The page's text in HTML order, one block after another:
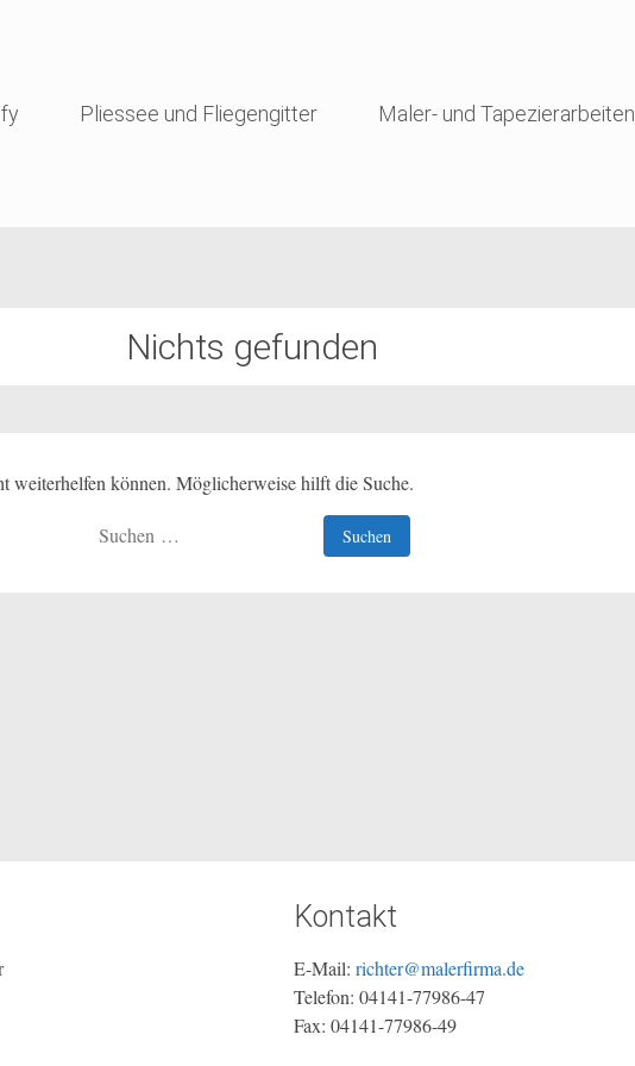
Pliessee und Fliegengitter Maler- und Tapezierarbeiten
Nichts gefunden
weiterhelfen können. Möglicherweise hilft die Suche.
Suche
Kontakt
E-Mail:richter@malerfirma.de
Telefon: 04141-77986-47
Fax: 04141-77986-49